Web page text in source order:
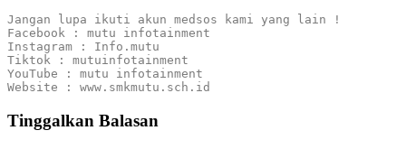
Jangan lupa ikuti akun medsos kami yang lain !
Facebook : mutu infotainment
Instagram : Info.mutu
Tiktok : mutuinfotainment
YouTube : mutu infotainment
Website : www.smkmutu.sch.id
Tinggalkan Balasan